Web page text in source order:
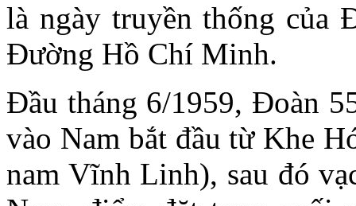
là ngày truyền thống của
Đường Hồ Chí Minh.
Đầu tháng 6/1959, Đoàn
vào Nam bắt đầu từ Khe
nam Vĩnh Linh), sau đó